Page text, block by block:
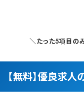
＼たった5項目の
【無料】優良求